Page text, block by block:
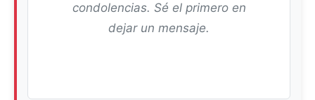
condolencias. Sé el primero en
dejar un mensaje.